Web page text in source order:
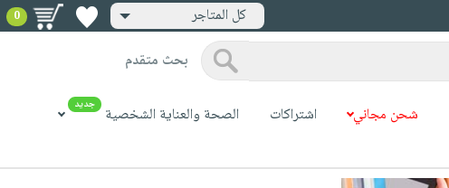
كل المتاجر 0
بحث متقدم
شحن مجاني اشتراكات الصحة والعناية الشخصية جديد